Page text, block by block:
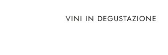
VINI IN DEGUSTAZIONE